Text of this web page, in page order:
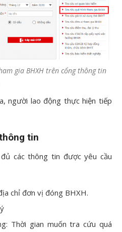
gia BHXH trên cổng thông tin
người lao động thực hiện tiếp
tin
các thông tin được yêu cầu
chỉ đơn vị đóng BHXH.
Thời gian muốn tra cứu quá